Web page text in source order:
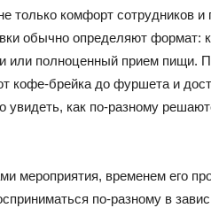
только комфорт сотрудников и
обычно определяют формат:
или полноценный прием пищи.
кофе-брейка до фуршета и
увидеть, как по-разному
мероприятия, временем его
по-разному в